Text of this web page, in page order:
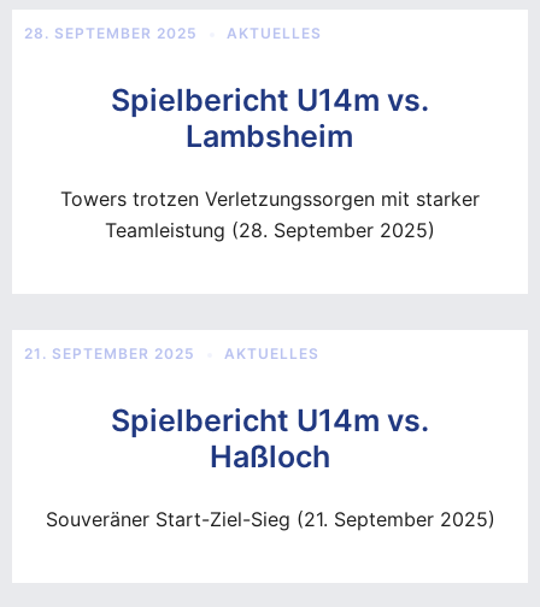
28. SEPTEMBER 2025 AKTUELLES
Spielbericht U14m vs.
Lambsheim
Towers trotzen Verletzungssorgen mit starker
Teamleistung (28. September 2025)
21. SEPTEMBER 2025 AKTUELLES
Spielbericht U14m vs.
Haßloch
Souveräner Start-Ziel-Sieg (21. September 2025)